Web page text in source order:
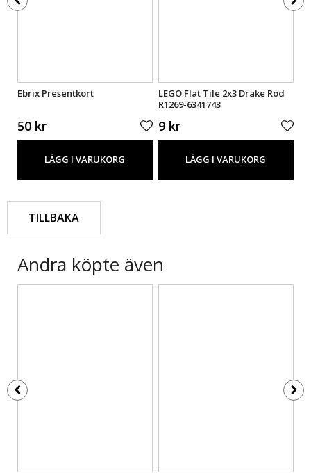
Ebrix Presentkort
50 kr
LÄGG I VARUKORG
LEGO Flat Tile 2x3 Drake Röd
R1269-6341743
9 kr
LÄGG I VARUKORG
TILLBAKA
Andra köpte även